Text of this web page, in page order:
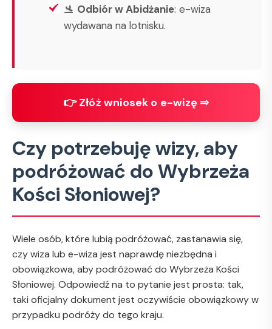
🛬 Odbiór w Abidżanie: e-wiza
wydawana na lotnisku.
👉 Złóż wniosek o e-wizę ⇒
Czy potrzebuję wizy, aby
podróżować do Wybrzeża
Kości Słoniowej?
Wiele osób, które lubią podróżować, zastanawia się,
czy wiza lub e-wiza jest naprawdę niezbędna i
obowiązkowa, aby podróżować do Wybrzeża Kości
Słoniowej. Odpowiedź na to pytanie jest prosta: tak,
taki oficjalny dokument jest oczywiście obowiązkowy w
przypadku podróży do tego kraju.